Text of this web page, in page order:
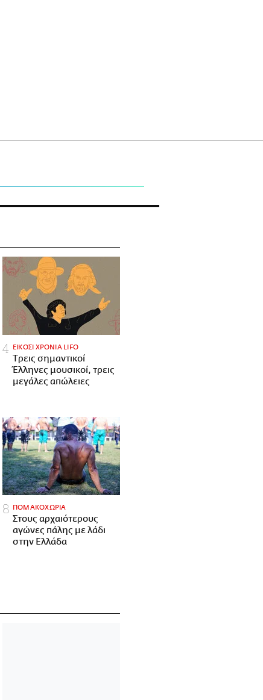
ΕΙΚΟΣΙ ΧΡΟΝΙΑ LIFO
Tρεις σημαντικοί
Έλληνες μουσικοί, τρεις
μεγάλες απώλειες
ΠΟΜΑΚΟΧΩΡΙΑ
Στους αρχαιότερους
αγώνες πάλης με λάδι
στην Ελλάδα